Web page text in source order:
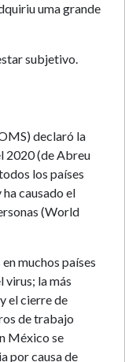
uma grande
subjetivo.
declaró la
2020 (de Abreu
los países
causado el
(World
muchos países
virus; la más
el cierre de
de trabajo
México se
por causa de